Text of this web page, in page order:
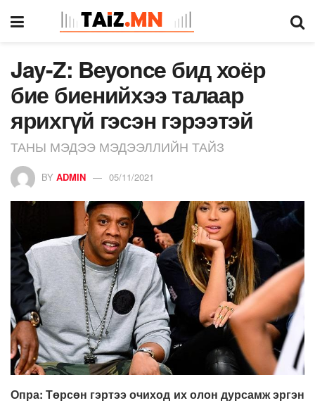
Jay-Z: Beyonce бид хоёр
бие биенийхээ талаар
ярихгүй гэсэн гэрээтэй
ТАНЫ МЭДЭЭ МЭДЭЭЛЛИЙН ТАЙЗ
BY ADMIN 05/11/2021
Опра: Төрсөн гэртээ очиход их олон дурсамж эргэн